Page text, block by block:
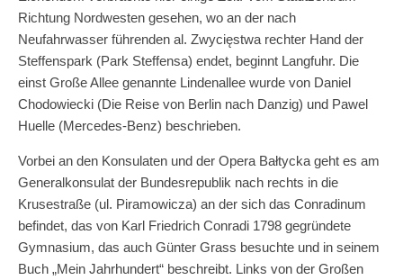
Richtung Nordwesten gesehen, wo an der nach
Neufahrwasser führenden al. Zwycięstwa rechter Hand der
Steffenspark (Park Steffensa) endet, beginnt Langfuhr. Die
einst Große Allee genannte Lindenallee wurde von Daniel
Chodowiecki (Die Reise von Berlin nach Danzig) und Pawel
Huelle (Mercedes-Benz) beschrieben.
Vorbei an den Konsulaten und der Opera Bałtycka geht es am
Generalkonsulat der Bundesrepublik nach rechts in die
Krusestraße (ul. Piramowicza) an der sich das Conradinum
befindet, das von Karl Friedrich Conradi 1798 gegründete
Gymnasium, das auch Günter Grass besuchte und in seinem
Buch „Mein Jahrhundert“ beschreibt. Links von der Großen